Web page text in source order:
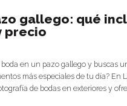
gallego: qué
precio
en un pazo gallego y buscas
más especiales de tu día? En
de bodas en exteriores y